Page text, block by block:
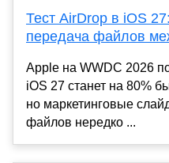
Тест AirDrop в iOS
передача файлов
Apple на WWDC 2026
iOS 27 станет на 80%
но маркетинговые
файлов нередко ...